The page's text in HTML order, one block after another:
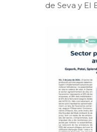
de Seva y El